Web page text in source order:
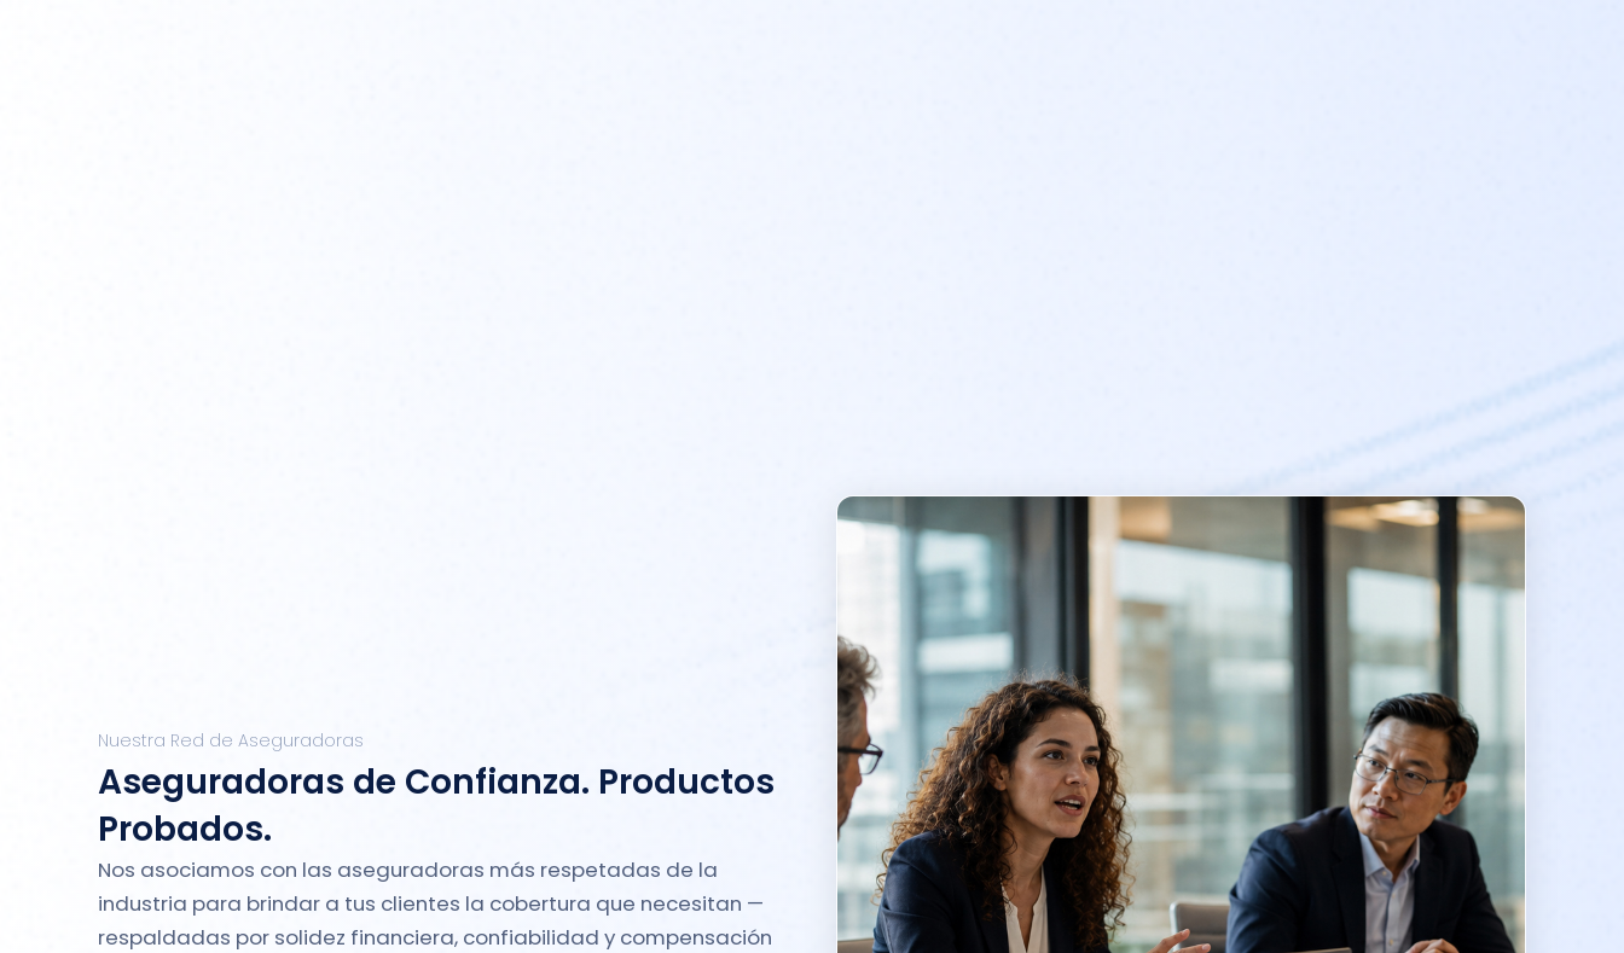
Nuestra Red de Aseguradoras
Aseguradoras de Confianza. Productos
Probados.
Nos asociamos con las aseguradoras más respetadas de la
industria para brindar a tus clientes la cobertura que necesitan —
respaldadas por solidez financiera, confiabilidad y compensación